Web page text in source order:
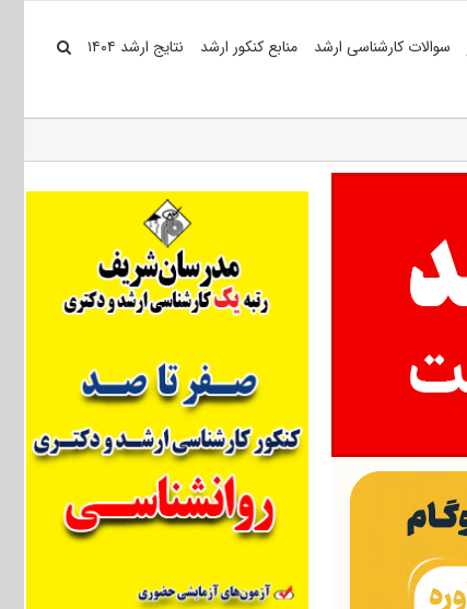
سوالات کارشناسی ارشد منابع کنکور ارشد نتایج ارشد ۱۴۰۴